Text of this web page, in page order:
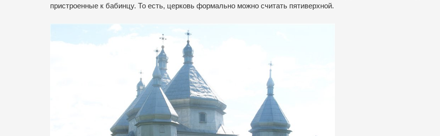
пристроенные к бабинцу. То есть, церковь формально можно считать пятиверхной.